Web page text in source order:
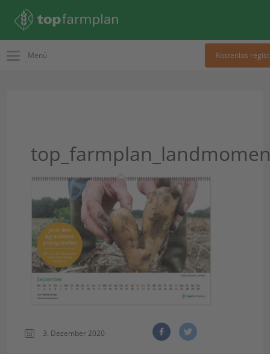
Menü Kostenlos
3. Dezember 2020